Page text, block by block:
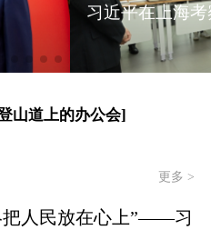
的你]
享全民健身 共筑健康中国
山道上的办公会]
康的你]
更多 >
把人民放在心上”——习